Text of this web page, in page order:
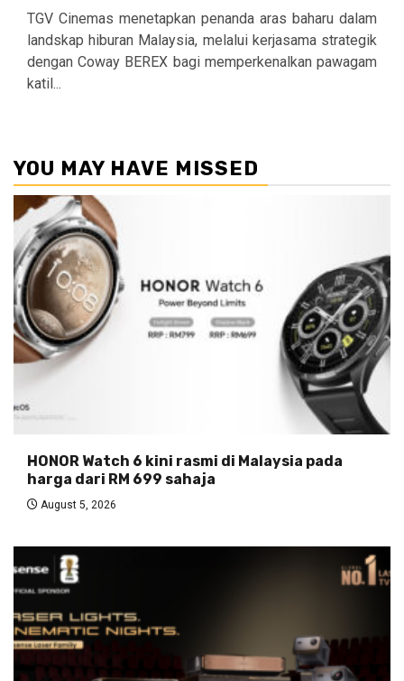
TGV Cinemas menetapkan penanda aras baharu dalam
landskap hiburan Malaysia, melalui kerjasama strategik
dengan Coway BEREX bagi memperkenalkan pawagam
katil...
YOU MAY HAVE MISSED
HONOR Watch 6 kini rasmi di Malaysia pada
harga dari RM 699 sahaja
August 5, 2026